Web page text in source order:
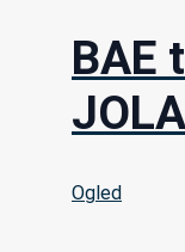
BAE
JOLA
Ogled